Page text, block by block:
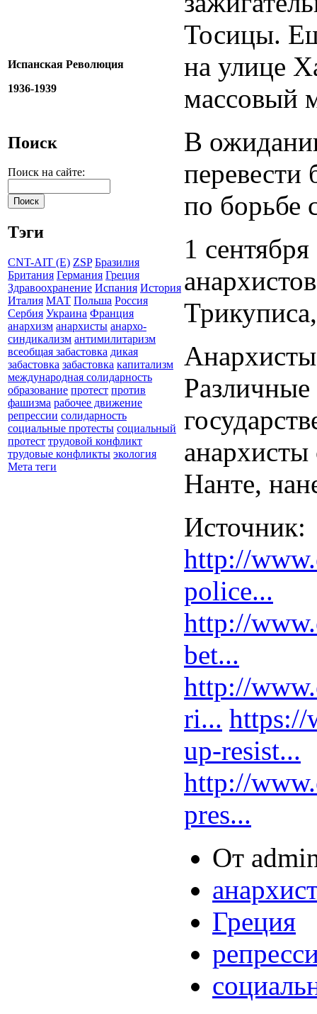
Испанская Революция
1936-1939
Поиск
Поиск на сайте:
Тэги
CNT-AIT (E) ZSP Бразилия
Британия Германия Греция
Здравоохранение Испания История
Италия МАТ Польша Россия
Сербия Украина Франция
анархизм анархисты анархо-
синдикализм антимилитаризм
всеобщая забастовка дикая
забастовка забастовка капитализм
международная солидарность
образование протест против
фашизма рабочее движение
репрессии солидарность
социальные протесты социальный
протест трудовой конфликт
трудовые конфликты экология
Мета теги
Тосицы.
на улице
массовый
В
перевести
по борьбе
1
Различные
анархисты
Нанте,
Источник:
http://
police...
http://
bet...
http://
ri... https://
up-resist...
http://
pres...
От
Греция